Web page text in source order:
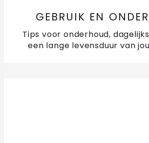
Vragen over PlasmaMade filters
Waar vind ik een handleiding van
GEBRUIK EN
Tips voor onderhoud,
een lange levensduur van